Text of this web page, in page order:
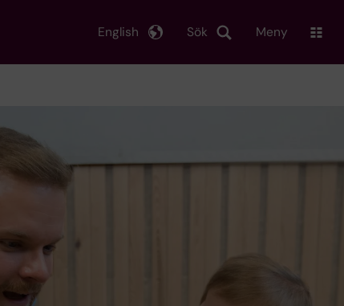
Sök
English Meny